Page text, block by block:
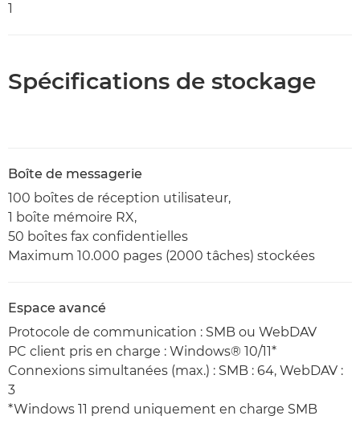
1
Spécifications de stockage
Boîte de messagerie
100 boîtes de réception utilisateur,
1 boîte mémoire RX,
50 boîtes fax confidentielles
Maximum 10.000 pages (2000 tâches) stockées
Espace avancé
Protocole de communication : SMB ou WebDAV
PC client pris en charge : Windows® 10/11*
Connexions simultanées (max.) : SMB : 64, WebDAV :
3
*Windows 11 prend uniquement en charge SMB